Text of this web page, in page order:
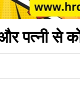
और पत्नी से